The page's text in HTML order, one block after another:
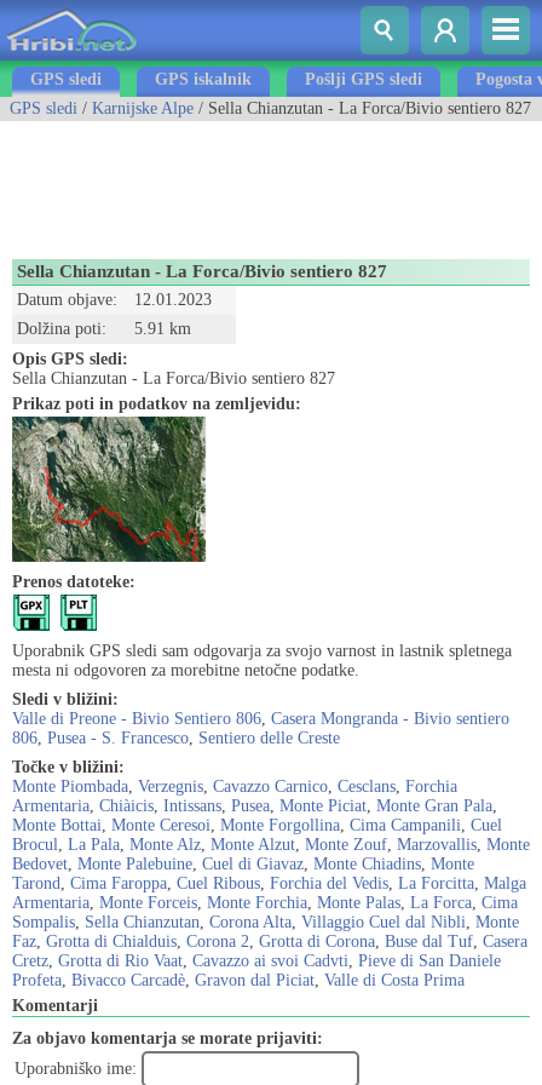
GPS sledi GPS iskalnik Pošlji GPS sledi
Pogosta
GPS sledi / Karnijske Alpe / Sella Chianzutan - La Forca/Bivio sentiero 827
Sella Chianzutan - La Forca/Bivio sentiero 827
Datum objave:
12.01.2023
Dolžina poti:
5.91 km
Opis GPS sledi:
Sella Chianzutan - La Forca/Bivio sentiero 827
Prikaz poti in podatkov na zemljevidu:
Prenos datoteke:
Uporabnik GPS sledi sam odgovarja za svojo varnost in lastnik spletnega
mesta ni odgovoren za morebitne netočne podatke.
Sledi v bližini:
Valle di Preone - Bivio Sentiero 806, Casera Mongranda - Bivio sentiero
806, Pusea - S. Francesco, Sentiero delle Creste
Točke v bližini:
Monte Piombada, Verzegnis, Cavazzo Carnico, Cesclans, Forchia
Armentaria, Chiàicis, Intissans, Pusea, Monte Piciat, Monte Gran Pala,
Monte Bottai, Monte Ceresoi, Monte Forgollina, Cima Campanili, Cuel
Brocul, La Pala, Monte Alz, Monte Alzut, Monte Zouf, Marzovallis, Monte
Bedovet, Monte Palebuine, Cuel di Giavaz, Monte Chiadins, Monte
Tarond, Cima Faroppa, Cuel Ribous, Forchia del Vedis, La Forcitta, Malga
Armentaria, Monte Forceis, Monte Forchia, Monte Palas, La Forca, Cima
Sompalis, Sella Chianzutan, Corona Alta, Villaggio Cuel dal Nibli, Monte
Faz, Grotta di Chialduis, Corona 2, Grotta di Corona, Buse dal Tuf, Casera
Cretz, Grotta di Rio Vaat, Cavazzo ai svoi Cadvti, Pieve di San Daniele
Profeta, Bivacco Carcadè, Gravon dal Piciat, Valle di Costa Prima
Komentarji
Za objavo komentarja se morate prijaviti:
Uporabniško ime: